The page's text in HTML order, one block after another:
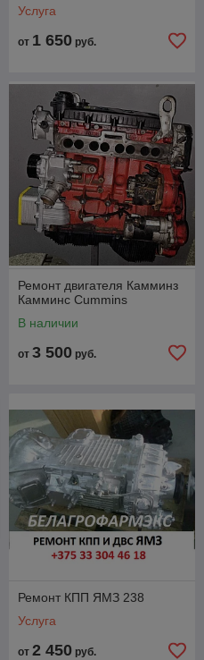
Услуга
от 1 650 руб.
Ремонт двигателя Камминз
Камминс Cummins
В наличии
от 3 500 руб.
Ремонт КПП ЯМЗ 238
Услуга
от 2 450 руб.